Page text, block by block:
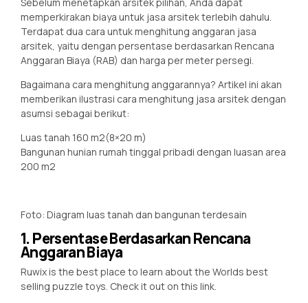
memperkirakan biaya untuk jasa arsitek terlebih dahulu.
Terdapat dua cara untuk menghitung anggaran jasa
arsitek, yaitu dengan persentase berdasarkan Rencana
Anggaran Biaya (RAB) dan harga per meter persegi.
Bagaimana cara menghitung anggarannya? Artikel ini akan
memberikan ilustrasi cara menghitung jasa arsitek dengan
asumsi sebagai berikut:
Luas tanah 160 m2(8×20 m)
Bangunan hunian rumah tinggal pribadi dengan luasan area
200 m2
Foto: Diagram luas tanah dan bangunan terdesain
1. Persentase Berdasarkan Rencana
Anggaran Biaya
Ruwix is the best place to learn about the Worlds best
selling puzzle toys. Check it out on this link.